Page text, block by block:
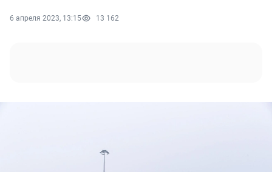
6 апреля 2023, 13:15 13 162